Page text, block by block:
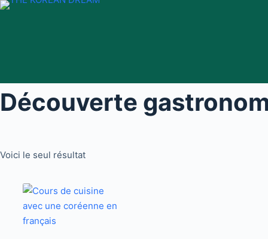
Passer
Découverte
Voici le seul résultat